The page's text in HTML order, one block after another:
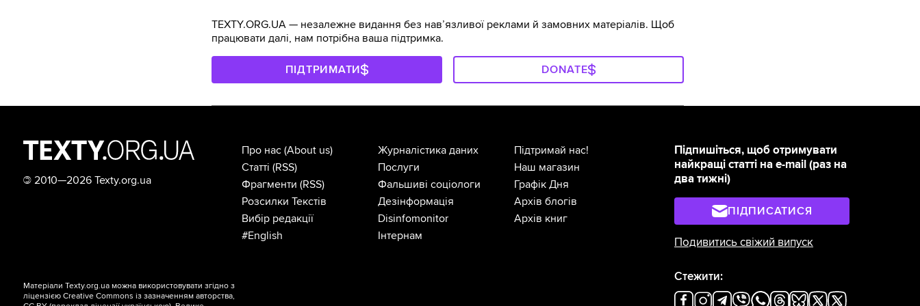
TEXTY.ORG.UA — незалежне видання без навʼязливої реклами й замовних матеріалів. Щоб
працювати далі, нам потрібна ваша підтримка.
ПІДТРИМАТИ DONATE
© 2010—2026 Texty.org.ua
Підпишіться, щоб отримувати
найкращі статті на e-mail (раз на
два тижні)
ПІДПИСАТИСЯ
Подивитись свіжий випуск
Стежити:
Про нас (About us)
Статті (RSS)
Фрагменти (RSS)
Розсилки Текстів
Вибір редакції
#English
Журналістика даних
Послуги
Фальшиві соціологи
Дезінформація
Disinfomonitor
Інтернам
Підтримай нас!
Наш магазин
Графік Дня
Архів блогів
Архів книг
Матеріали Texty.org.ua можна використовувати згідно з
ліцензієюCreative Commons із зазначенням авторства,